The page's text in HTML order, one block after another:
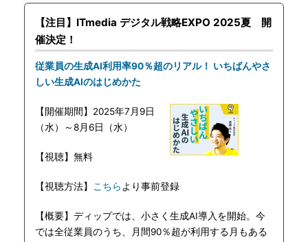
【注目】ITmedia デジタル戦略EXPO 2025夏 開
催決定！
従業員の生成AI利用率90％超のリアル！ いちばんやさ
しい生成AIのはじめかた
【開催期間】2025年7月9日
（水）～8月6日（水）
【視聴】無料
【視聴方法】 こちら より事前登録
【概要】ディップでは、小さく生成AI導入を開始。今
では全従業員のうち、月間90％超が利用する月もある